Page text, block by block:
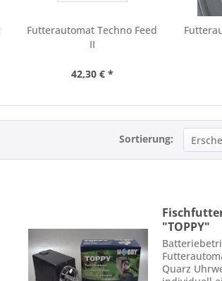
Futterautomat Techno Feed
II
42,30 € *
Sortierung:
"TOPPY"
Quarz